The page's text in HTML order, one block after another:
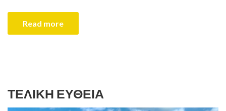
Read more
ΤΕΛΙΚΉ ΕΥΘΕΊΑ